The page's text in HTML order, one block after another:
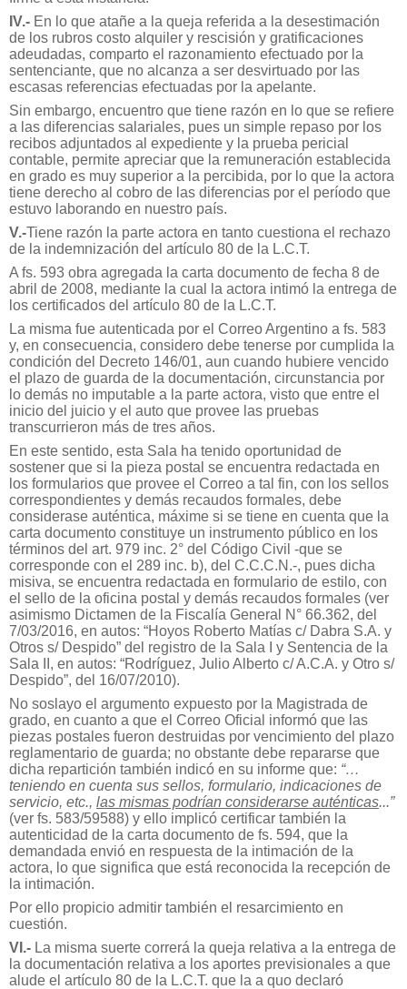
IV.- En lo que atañe a la queja referida a la desestimación
de los rubros costo alquiler y rescisión y gratificaciones
adeudadas, comparto el razonamiento efectuado por la
sentenciante, que no alcanza a ser desvirtuado por las
escasas referencias efectuadas por la apelante.
Sin embargo, encuentro que tiene razón en lo que se refiere
a las diferencias salariales, pues un simple repaso por los
recibos adjuntados al expediente y la prueba pericial
contable, permite apreciar que la remuneración establecida
en grado es muy superior a la percibida, por lo que la actora
tiene derecho al cobro de las diferencias por el período que
estuvo laborando en nuestro país.
V.-Tiene razón la parte actora en tanto cuestiona el rechazo
de la indemnización del artículo 80 de la L.C.T.
A fs. 593 obra agregada la carta documento de fecha 8 de
abril de 2008, mediante la cual la actora intimó la entrega de
los certificados del artículo 80 de la L.C.T.
La misma fue autenticada por el Correo Argentino a fs. 583
y, en consecuencia, considero debe tenerse por cumplida la
condición del Decreto 146/01, aun cuando hubiere vencido
el plazo de guarda de la documentación, circunstancia por
lo demás no imputable a la parte actora, visto que entre el
inicio del juicio y el auto que provee las pruebas
transcurrieron más de tres años.
En este sentido, esta Sala ha tenido oportunidad de
sostener que si la pieza postal se encuentra redactada en
los formularios que provee el Correo a tal fin, con los sellos
correspondientes y demás recaudos formales, debe
considerase auténtica, máxime si se tiene en cuenta que la
carta documento constituye un instrumento público en los
términos del art. 979 inc. 2° del Código Civil -que se
corresponde con el 289 inc. b), del C.C.C.N.-, pues dicha
misiva, se encuentra redactada en formulario de estilo, con
el sello de la oficina postal y demás recaudos formales (ver
asimismo Dictamen de la Fiscalía General N° 66.362, del
7/03/2016, en autos: “Hoyos Roberto Matías c/ Dabra S.A. y
Otros s/ Despido” del registro de la Sala I y Sentencia de la
Sala II, en autos: “Rodríguez, Julio Alberto c/ A.C.A. y Otro s/
Despido”, del 16/07/2010).
No soslayo el argumento expuesto por la Magistrada de
grado, en cuanto a que el Correo Oficial informó que las
piezas postales fueron destruidas por vencimiento del plazo
reglamentario de guarda; no obstante debe repararse que
dicha repartición también indicó en su informe que: “…
teniendo en cuenta sus sellos, formulario, indicaciones de
servicio, etc., las mismas podrían considerarse auténticas...”
(ver fs. 583/59588) y ello implicó certificar también la
autenticidad de la carta documento de fs. 594, que la
demandada envió en respuesta de la intimación de la
actora, lo que significa que está reconocida la recepción de
la intimación.
Por ello propicio admitir también el resarcimiento en
cuestión.
VI.- La misma suerte correrá la queja relativa a la entrega de
la documentación relativa a los aportes previsionales a que
alude el artículo 80 de la L.C.T. que la a quo declaró